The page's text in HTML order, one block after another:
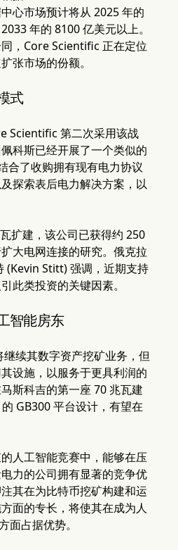
心市场预计将从 2025 年的
年的 8100 亿美元以上。
，Core Scientific 正在定位
张市场的份额。
式
Scientific 第二次采用该战
科斯已经开展了一个类似的
合了收购拥有现有电力协议
探索表后电力解决方案，以
扩建，该公司已获得约 250
大电网连接的研究。俄克拉
(Kevin Stitt) 强调，近期支持
此类投资的关键因素。
智能房东
续其数字资产挖矿业务，但
设施，以服务于更具利润的
斯科吉的第一座 70 兆瓦建
GB300 平台设计，有望在
人工智能竞赛中，能够在压
力的公司拥有显著的竞争优
其在为比特币挖矿构建和运
面的专长，将使其在成为人
面占据优势。